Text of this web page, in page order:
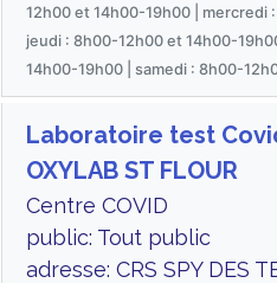
12h00 et 14h00-19h00 | mercredi
jeudi : 8h00-12h00 et 14h00-
14h00-19h00 | samedi : 8h00-
Laboratoire test
OXYLAB ST FLOUR
Centre COVID
public: Tout public
adresse: CRS SPY DES